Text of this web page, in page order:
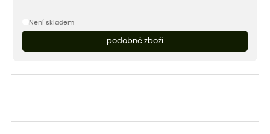
Není skladem
podobné zboží